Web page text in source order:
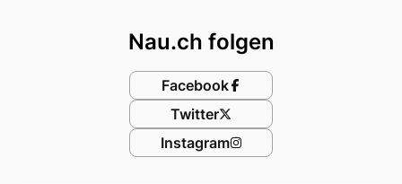
Nau.ch folgen
Facebook
Twitter
Instagram